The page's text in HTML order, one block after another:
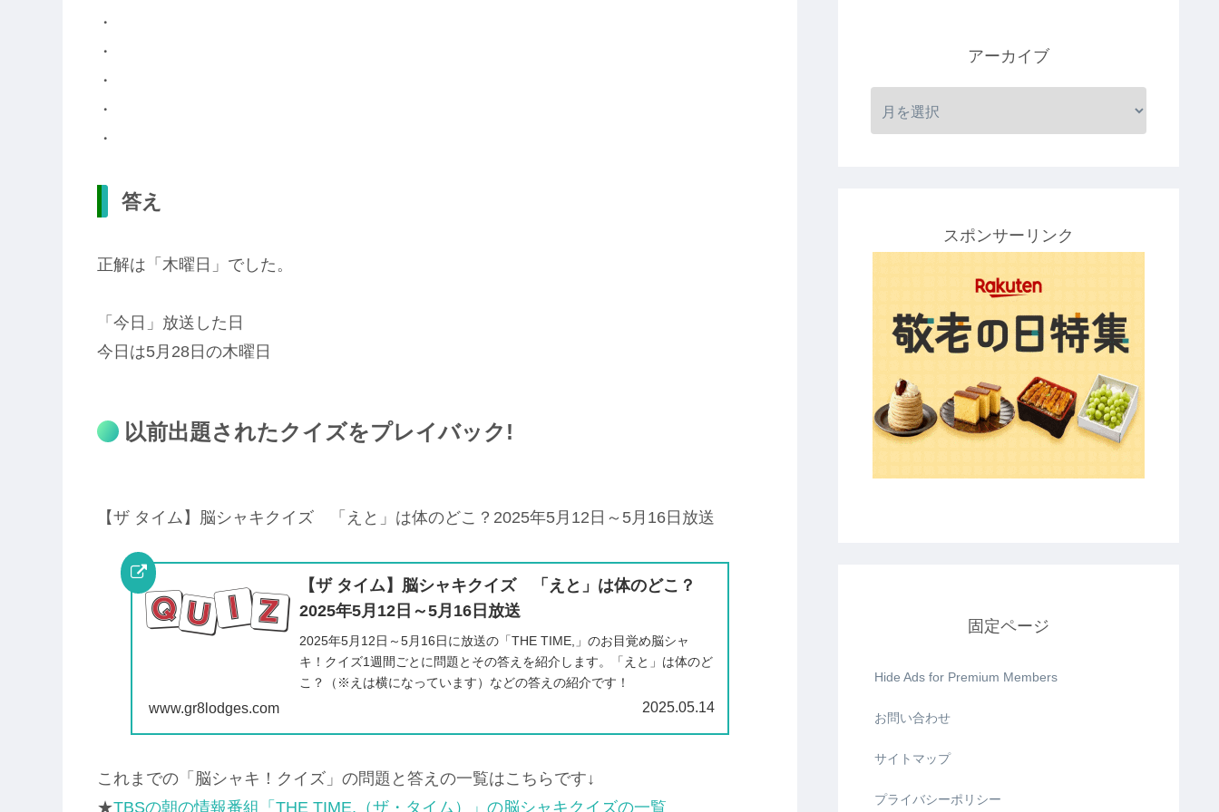
・
・
・
・
・
答え
正解は「木曜日」でした。
「今日」放送した日
今日は5月28日の木曜日
以前出題されたクイズをプレイバック!
【ザ タイム】脳シャキクイズ 「えと」は体のどこ？2025年5月12日～5月16日放送
【ザ タイム】脳シャキクイズ 「えと」は体のどこ？
2025年5月12日～5月16日放送
2025年5月12日～5月16日に放送の「THE TIME,」のお目覚め脳シャ
キ！クイズ1週間ごとに問題とその答えを紹介します。「えと」は体のど
こ？（※えは横になっています）などの答えの紹介です！
www.gr8lodges.com 2025.05.14
これまでの「脳シャキ！クイズ」の問題と答えの一覧はこちらです↓
★TBSの朝の情報番組「THE TIME,（ザ・タイム）」の脳シャキクイズの一覧
アーカイブ
スポンサーリンク
固定ページ
Hide Ads for Premium Members
お問い合わせ
サイトマップ
プライバシーポリシー